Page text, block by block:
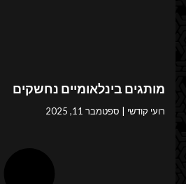
מותגים בינלאומיים נחשקים
רועי קודשי ספטמבר 11, 2025